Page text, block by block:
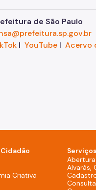
de São Paulo
I YouTubeI Acervo
governo (Rodapé - Desktop)
Criativa
Alvarás,